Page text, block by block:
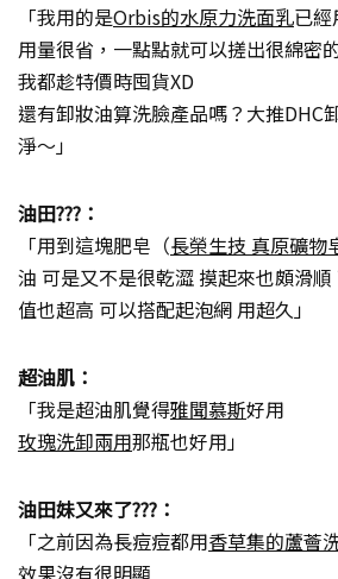
「我用的是Orbis的水原力洗面乳已經
用量很省，一點點就可以搓出很綿密
我都趁特價時囤貨XD
還有卸妝油算洗臉產品嗎？大推DHC
淨～」
油田???：
「用到這塊肥皂（長榮生技 真原礦物
油 可是又不是很乾澀 摸起來也頗滑
值也超高 可以搭配起泡網 用超久」
超油肌：
「我是超油肌覺得雅聞慕斯好用
玫瑰洗卸兩用那瓶也好用」
油田妹又來了???：
「之前因為長痘痘都用香草集的蘆薈
效果沒有很明顯